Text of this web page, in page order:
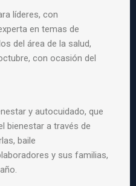
líderes, con
en temas de
del área de la salud,
con ocasión del
y autocuidado, que
bienestar a través de
baile
y sus familias,